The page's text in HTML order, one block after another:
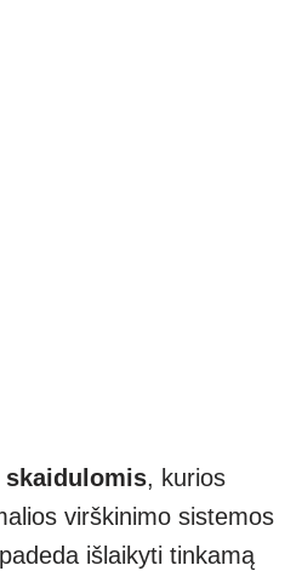
, kurios
virškinimo sistemos
išlaikyti tinkamą